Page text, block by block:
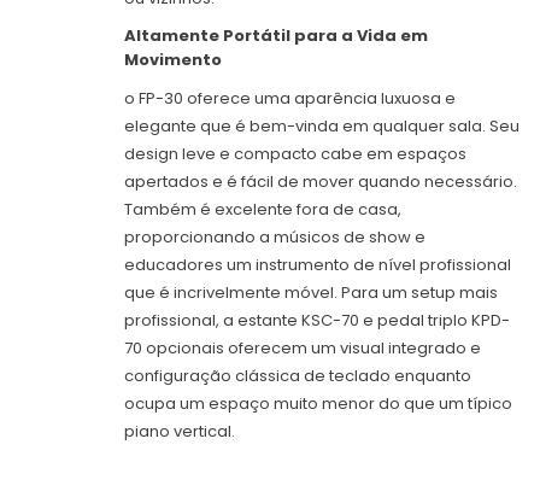
Altamente Portátil para a Vida em
Movimento
o FP-30 oferece uma aparência luxuosa e
elegante que é bem-vinda em qualquer sala. Seu
design leve e compacto cabe em espaços
apertados e é fácil de mover quando necessário.
Também é excelente fora de casa,
proporcionando a músicos de show e
educadores um instrumento de nível profissional
que é incrivelmente móvel. Para um setup mais
profissional, a estante KSC-70 e pedal triplo KPD-
70 opcionais oferecem um visual integrado e
configuração clássica de teclado enquanto
ocupa um espaço muito menor do que um típico
piano vertical.